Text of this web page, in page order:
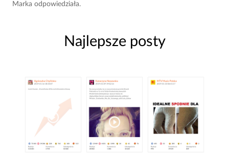
Marka odpowiedziała.
Najlepsze posty